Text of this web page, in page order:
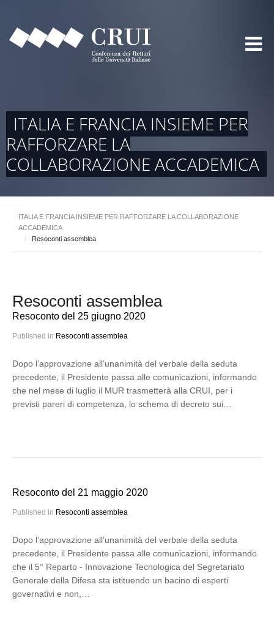
ITALIA E FRANCIA INSIEME PER
RAFFORZARE LA
COLLABORAZIONE ACCADEMICA
ITALIA E FRANCIA INSIEME PER RAFFORZARE LA COLLABORAZIONE
ACCADEMICA
/
Resoconti assemblea
Resoconti assemblea
Resoconto del 25 giugno 2020
Published in Resoconti assemblea
Dopo l’approvazione all’unanimità del verbale della seduta
precedente, il Presidente passa alle comunicazioni, informando
che nel mese di luglio il MUR trasmetterà alla CRUI, per i
previsti pareri di competenza, lo schema di decreto sui…
Resoconto del 21 maggio 2020
Published in Resoconti assemblea
Dopo l’approvazione all’unanimità del verbale della seduta
precedente, il Presidente passa alle comunicazioni, informando
che il 5° Reparto - Innovazione Tecnologica del Segretariato
Generale della Difesa sta istituendo un bacino di esperti
governativi e non,…